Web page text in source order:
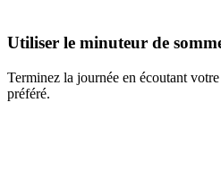
Utiliser le minuteur de
Terminez la journée en écoutant
préféré.